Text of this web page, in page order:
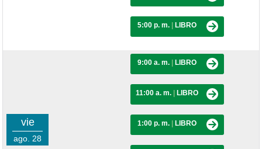
5:00 p. m. LIBRO
vie
ago. 28
9:00 a. m. LIBRO
11:00 a. m. LIBRO
1:00 p. m. LIBRO